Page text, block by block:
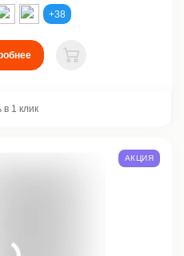
+38
В корзину
в 1 клик
АКЦИЯ